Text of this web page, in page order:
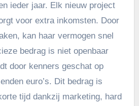
ieder jaar. Elk nieuw project
voor extra inkomsten. Door
kan haar vermogen snel
bedrag is niet openbaar
door kenners geschat op
euro’s. Dit bedrag is
tijd dankzij marketing, hard